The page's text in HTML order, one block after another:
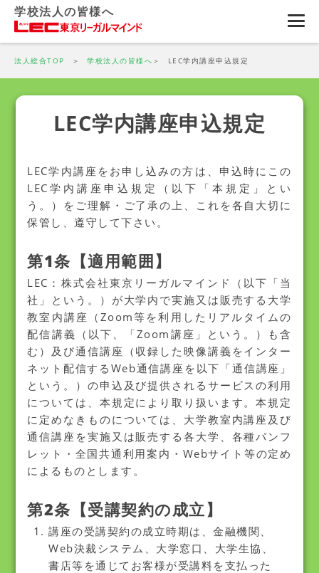
学校法人の皆様へ
法人総合TOP 学校法人の皆様へ LEC学内講座申込規定
LEC学内講座申込規定
LEC学内講座をお申し込みの方は、申込時にこの
LEC学内講座申込規定（以下「本規定」とい
う。）をご理解・ご了承の上、これを各自大切に
保管し、遵守して下さい。
第1条【適用範囲】
LEC：株式会社東京リーガルマインド（以下「当
社」という。）が大学内で実施又は販売する大学
教室内講座（Zoom等を利用したリアルタイムの
配信講義（以下、「Zoom講座」という。）も含
む）及び通信講座（収録した映像講義をインター
ネット配信するWeb通信講座を以下「通信講座」
という。）の申込及び提供されるサービスの利用
については、本規定により取り扱います。本規定
に定めなきものについては、大学教室内講座及び
通信講座を実施又は販売する各大学、各種パンフ
レット・全国共通利用案内・Webサイト等の定め
によるものとします。
第2条【受講契約の成立】
講座の受講契約の成立時期は、金融機関、
Web決裁システム、大学窓口、大学生協、
書店等を通じてお客様が受講料を支払った